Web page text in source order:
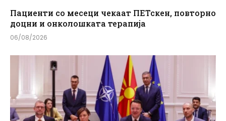
Пациенти со месеци чекаат ПЕТскен, повторно
доцни и онколошката терапија
06/08/2026